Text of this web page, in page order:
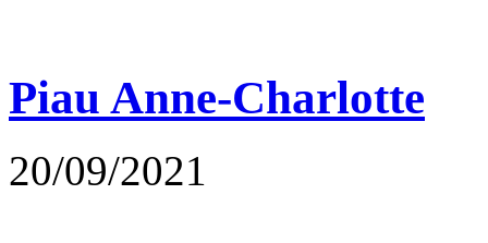
Piau Anne-Charlotte
20/09/2021